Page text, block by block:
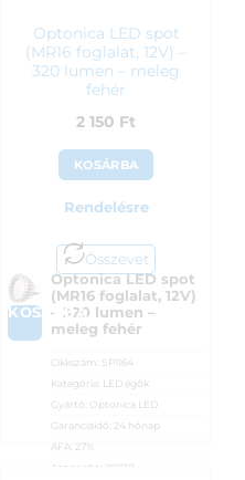
Optonica LED spot
(MR16 foglalat, 12V) –
320 lumen – meleg
fehér
2 150 Ft
KOSÁRBA
Rendelésre
Összevet
KOSÁRBA
Optonica LED spot
(MR16 foglalat, 12V)
– 320 lumen –
meleg fehér
Cikkszám: SP1164
Kategória: LED égők
Gyártó: Optonica LED
Garanciaidő:
24 hónap
ÁFA:
27%
Azonosító:
28738